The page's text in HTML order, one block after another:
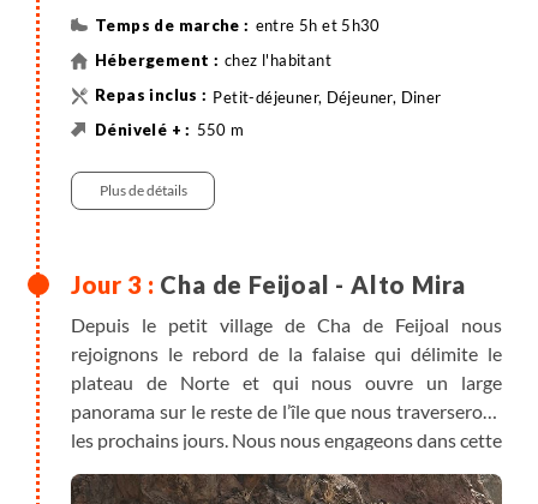
entre 5h et 5h30
chez l'habitant
Petit-déjeuner, Déjeuner, Diner
550 m
Véhicule
Randonnée
Plus de détails
Cha de Feijoal - Alto Mira
Depuis le petit village de Cha de Feijoal nous
rejoignons le rebord de la falaise qui délimite le
plateau de Norte et qui nous ouvre un large
panorama sur le reste de l’île que nous traverserons
les prochains jours. Nous nous engageons dans cette
falaise à la faveur d’un impressionnant sentier pavé
qui nous mène à Cha de Morte. Après avoir suivi une